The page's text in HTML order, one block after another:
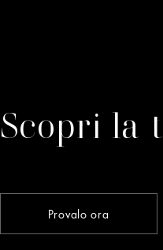
Scopri la
Provalo ora